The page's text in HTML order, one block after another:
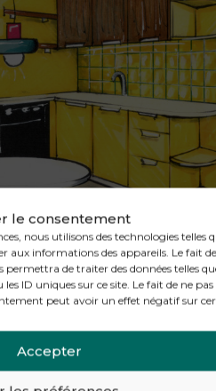
le consentement
nous utilisons des technologies telles
aux informations des appareils. Le fait de
permettra de traiter des données telles
ID uniques sur ce site. Le fait de ne pas
peut avoir un effet négatif sur
Accepter